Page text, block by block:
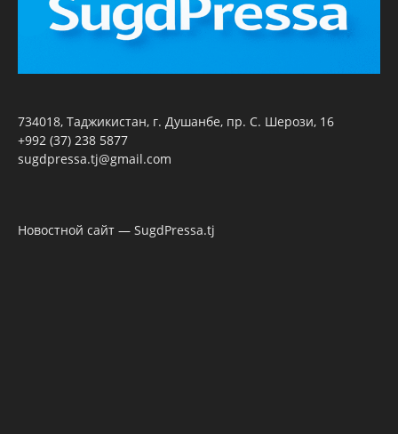
734018, Таджикистан, г. Душанбе, пр. С. Шерози, 16
+992 (37) 238 5877
sugdpressa.tj@gmail.com
Новостной сайт — SugdPressa.tj